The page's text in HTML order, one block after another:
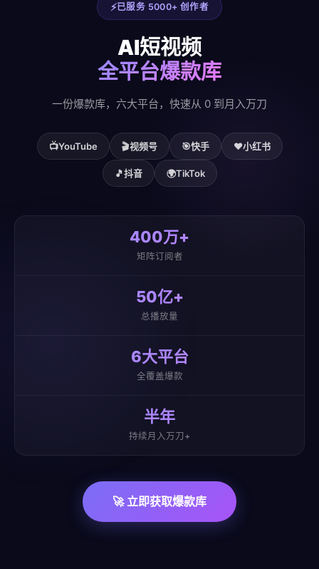
已服务 5000+ 创作者
AI短视频
全平台爆款库
一份爆款库，六大平台，快速从 0 到月入万刀
📺YouTube 🎬视频号 🎯快手 ❤️小红书
🎵抖音 🌍TikTok
400万+
矩阵订阅者
50亿+
总播放量
6大平台
全覆盖爆款
半年
持续月入万刀+
🚀 立即获取爆款库